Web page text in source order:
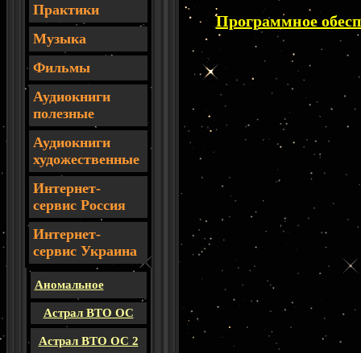
Практики
Музыка
Фильмы
Аудиокниги
полезные
Аудиокниги
художественные
Интернет-
сервис Россия
Интернет-
сервис Украина
Аномальное
Астрал ВТО ОС
Астрал ВТО ОС 2
Программное